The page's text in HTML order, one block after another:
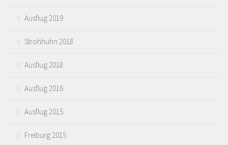
Ausflug 2019
Strohhuhn 2018
Ausflug 2018
Ausflug 2016
Ausflug 2015
Freiburg 2015